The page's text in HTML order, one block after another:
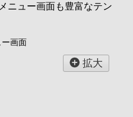
ニュー画面も豊富なテン
ー画面
拡大